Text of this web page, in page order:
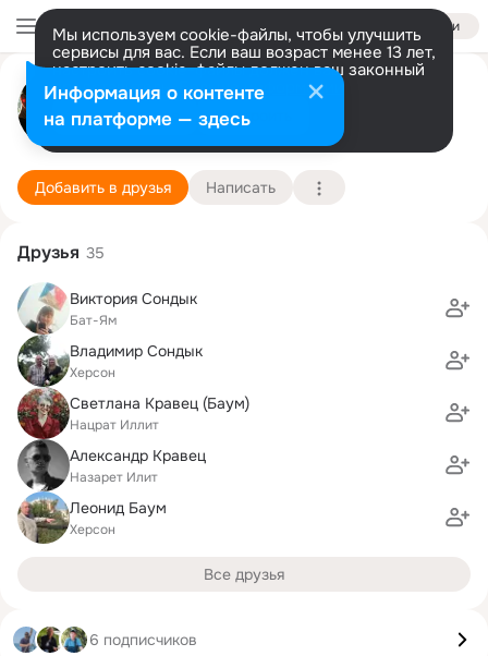
Войти
Мы используем cookie-файлы, чтобы улучшить
сервисы для вас. Если ваш возраст менее 13 лет,
настроить cookie-файлы должен ваш законный
представитель. Больше информации
Разрешить все Настроить
Roman Sondik
Haifa
27 ноября (43 года)
ТИТИ, Технион- Израильский технологический
Подробнее
Добавить в друзья Написать
Друзья 35
Виктория Сондык
Бат-Ям
Владимир Сондык
Херсон
Светлана Кравец (Баум)
Нацрат Иллит
Александр Кравец
Назарет Илит
Леонид Баум
Херсон
Все друзья
6 подписчиков
Информация о контенте
на платформе — здесь